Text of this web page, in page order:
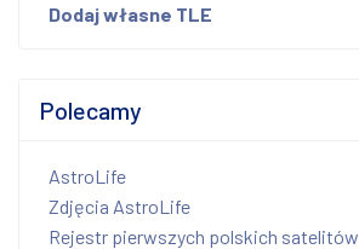
Dodaj własne TLE
Polecamy
AstroLife
Zdjęcia AstroLife
Rejestr pierwszych polskich satelitów